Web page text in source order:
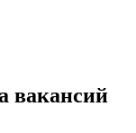
вакансий